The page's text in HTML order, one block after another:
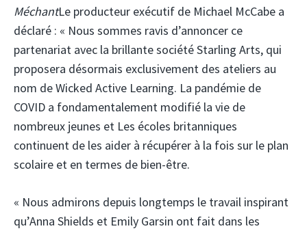
MéchantLe producteur exécutif de Michael McCabe a
déclaré : « Nous sommes ravis d’annoncer ce
partenariat avec la brillante société Starling Arts, qui
proposera désormais exclusivement des ateliers au
nom de Wicked Active Learning. La pandémie de
COVID a fondamentalement modifié la vie de
nombreux jeunes et Les écoles britanniques
continuent de les aider à récupérer à la fois sur le plan
scolaire et en termes de bien-être.
« Nous admirons depuis longtemps le travail inspirant
qu’Anna Shields et Emily Garsin ont fait dans les